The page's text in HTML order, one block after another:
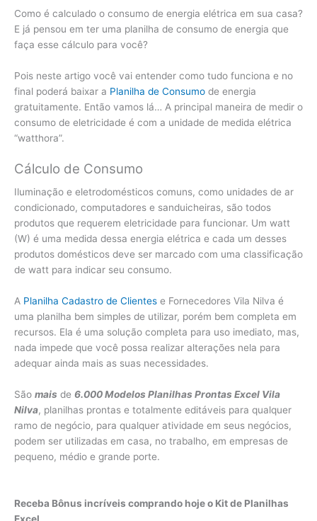
Como é calculado o consumo de energia elétrica em sua casa?
E já pensou em ter uma planilha de consumo de energia que
faça esse cálculo para você?
Pois neste artigo você vai entender como tudo funciona e no
final poderá baixar a Planilha de Consumo de energia
gratuitamente. Então vamos lá… A principal maneira de medir o
consumo de eletricidade é com a unidade de medida elétrica
“watthora”.
Cálculo de Consumo
Iluminação e eletrodomésticos comuns, como unidades de ar
condicionado, computadores e sanduicheiras, são todos
produtos que requerem eletricidade para funcionar. Um watt
(W) é uma medida dessa energia elétrica e cada um desses
produtos domésticos deve ser marcado com uma classificação
de watt para indicar seu consumo.
A Planilha Cadastro de Clientes e Fornecedores Vila Nilva é
uma planilha bem simples de utilizar, porém bem completa em
recursos. Ela é uma solução completa para uso imediato, mas,
nada impede que você possa realizar alterações nela para
adequar ainda mais as suas necessidades.
São mais de 6.000 Modelos Planilhas Prontas Excel Vila
Nilva, planilhas prontas e totalmente editáveis para qualquer
ramo de negócio, para qualquer atividade em seus negócios,
podem ser utilizadas em casa, no trabalho, em empresas de
pequeno, médio e grande porte.
Receba Bônus incríveis comprando hoje o Kit de Planilhas